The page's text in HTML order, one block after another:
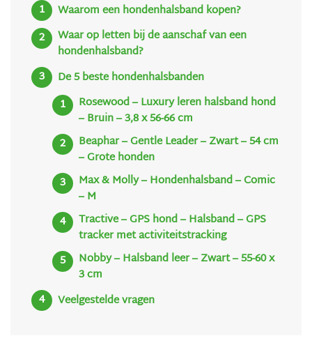
Waarom een hondenhalsband kopen?
Waar op letten bij de aanschaf van een
hondenhalsband?
De 5 beste hondenhalsbanden
Rosewood – Luxury leren halsband hond
– Bruin – 3,8 x 56-66 cm
Beaphar – Gentle Leader – Zwart – 54 cm
– Grote honden
Max & Molly – Hondenhalsband – Comic
– M
Tractive – GPS hond – Halsband – GPS
tracker met activiteitstracking
Nobby – Halsband leer – Zwart – 55-60 x
3 cm
Veelgestelde vragen